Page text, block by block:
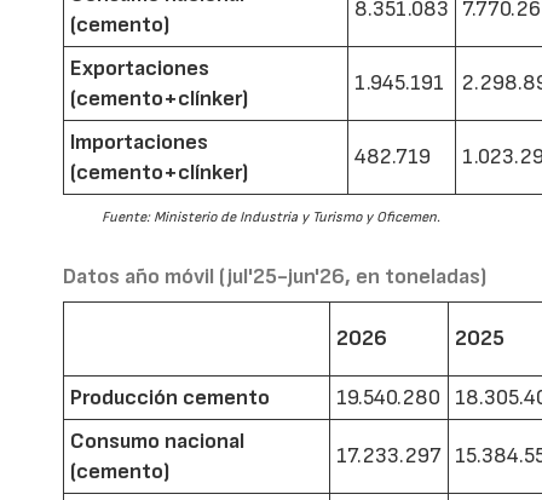
(cemento)
8.351.083
Exportaciones
(cemento+clínker)
1.945.191
Importaciones
(cemento+clínker)
482.719
Fuente: Ministerio de Industria y Turismo y Oficemen.
Datos año móvil (jul'25-jun'26, en toneladas)
2026 2025
Producción cemento 19.540.280
Consumo nacional
(cemento)
17.233.297